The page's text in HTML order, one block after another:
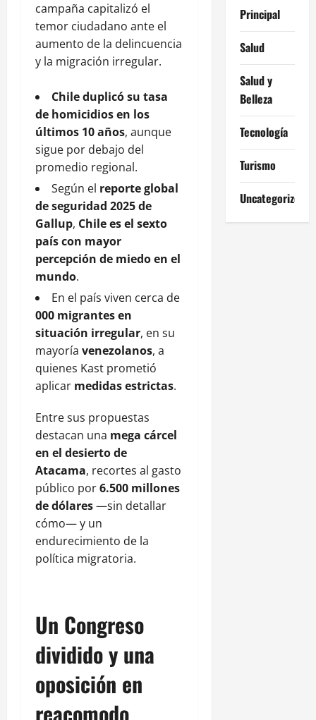
campaña capitalizó el
temor ciudadano ante el
aumento de la delincuencia
y la migración irregular.
Chile duplicó su tasa
de homicidios en los
últimos 10 años, aunque
sigue por debajo del
promedio regional.
Según el reporte global
de seguridad 2025 de
Gallup, Chile es el sexto
país con mayor
percepción de miedo en el
mundo.
En el país viven cerca de
000 migrantes en
situación irregular, en su
mayoría venezolanos, a
quienes Kast prometió
aplicar medidas estrictas.
Entre sus propuestas
destacan una mega cárcel
en el desierto de
Atacama, recortes al gasto
público por6.500 millones
de dólares—sin detallar
cómo— y un
endurecimiento de la
política migratoria.
Un Congreso
dividido y una
oposición en
reacomodo
Principal
Salud
Salud y
Belleza
Tecnología
Turismo
Uncategorized